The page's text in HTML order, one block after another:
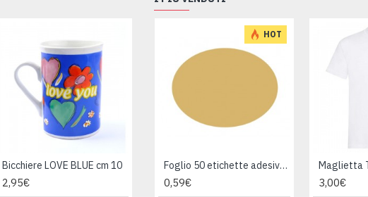
Bicchiere LOVE BLUE cm 10
2,95€
Bicchiere LOVE GREEN cm 10
2,95€ 2,95€
HOT
Foglio 50 etichette adesive ovali ORO mm 36x27
0,59€ 3,00€